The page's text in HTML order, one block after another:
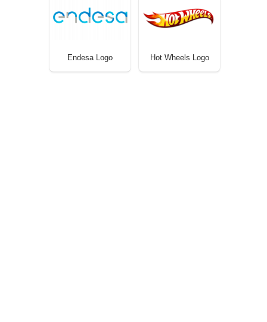
Endesa Logo Hot Wheels Logo